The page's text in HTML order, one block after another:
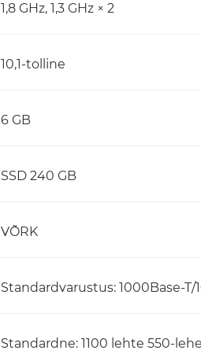
1,8 GHz, 1,3 GHz × 2
10,1-tolline
6 GB
SSD 240 GB
VÕRK
Standardvarustus: 1000Base-T/
Standardne: 1100 lehte 550-